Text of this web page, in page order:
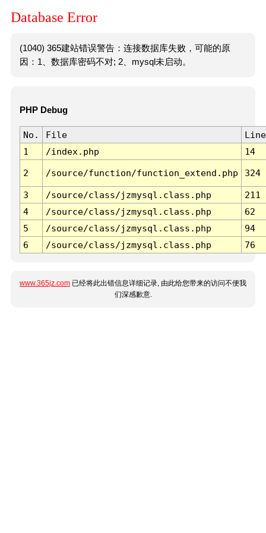
Database Error
(1040) 365建站错误警告：连接数据库失败，可能的原
因：1、数据库密码不对; 2、mysql未启动。
PHP Debug
No. File
Line
1
/index.php 14
2 /source/function/function_extend.php 324
3 /source/class/jzmysql.class.php
211
4
/source/class/jzmysql.class.php
62
5
/source/class/jzmysql.class.php
94
6
/source/class/jzmysql.class.php 76
www.365jz.com 已经将此出错信息详细记录, 由此给您带来的访问不便我
们深感歉意.